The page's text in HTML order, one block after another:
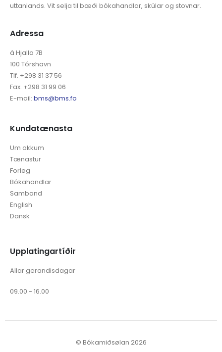
uttanlands. Vit selja til bæði bókahandlar, skúlar og stovnar.
Adressa
á Hjalla 7B
100 Tórshavn
Tlf. +298 31 37 56
Fax. +298 31 99 06
E-mail: bms@bms.fo
Kundatænasta
Um okkum
Tænastur
Forløg
Bókahandlar
Samband
English
Dansk
Upplatingartíðir
Allar gerandisdagar
09.00 - 16.00
© Bókamiðsølan 2026